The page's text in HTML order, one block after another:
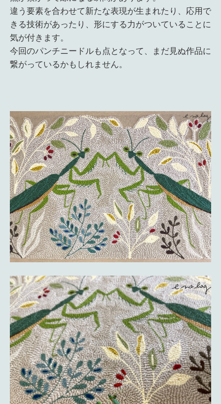
違う要素を合わせて新たな表現が生まれたり、応用で
きる技術があったり、形にする力がついていることに
気が付きます。
今回のパンチニードルも点となって、まだ見ぬ作品に
繋がっているかもしれません。